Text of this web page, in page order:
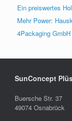
Ein preiswertes
Mehr Power:
4Packaging GmbH
SunConcept
Buersche Str. 37
49074 Osnabrück